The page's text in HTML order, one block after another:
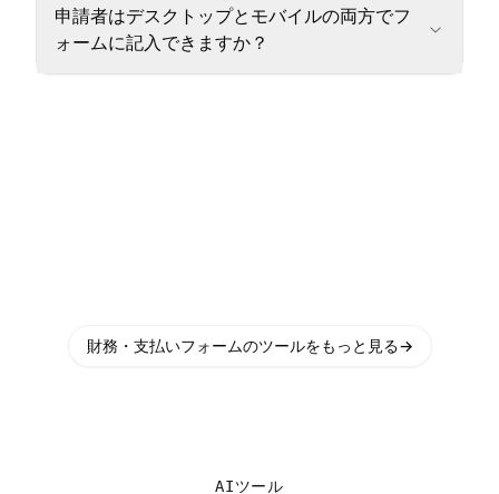
申請者はデスクトップとモバイルの両方でフ
ォームに記入できますか？
財務・支払いフォームのツールをもっと見る→
AIツール